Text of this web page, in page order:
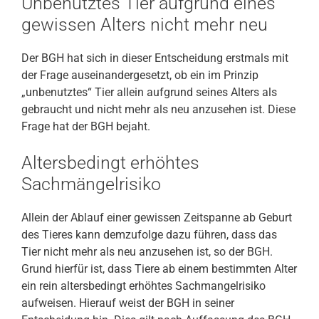
gewissen Alters nicht mehr neu
Der BGH hat sich in dieser Entscheidung erstmals mit
der Frage auseinandergesetzt, ob ein im Prinzip
„unbenutztes“ Tier allein aufgrund seines Alters als
gebraucht und nicht mehr als neu anzusehen ist. Diese
Frage hat der BGH bejaht.
Altersbedingt erhöhtes
Sachmängelrisiko
Allein der Ablauf einer gewissen Zeitspanne ab Geburt
des Tieres kann demzufolge dazu führen, dass das
Tier nicht mehr als neu anzusehen ist, so der BGH.
Grund hierfür ist, dass Tiere ab einem bestimmten Alter
ein rein altersbedingt erhöhtes Sachmangelrisiko
aufweisen. Hierauf weist der BGH in seiner